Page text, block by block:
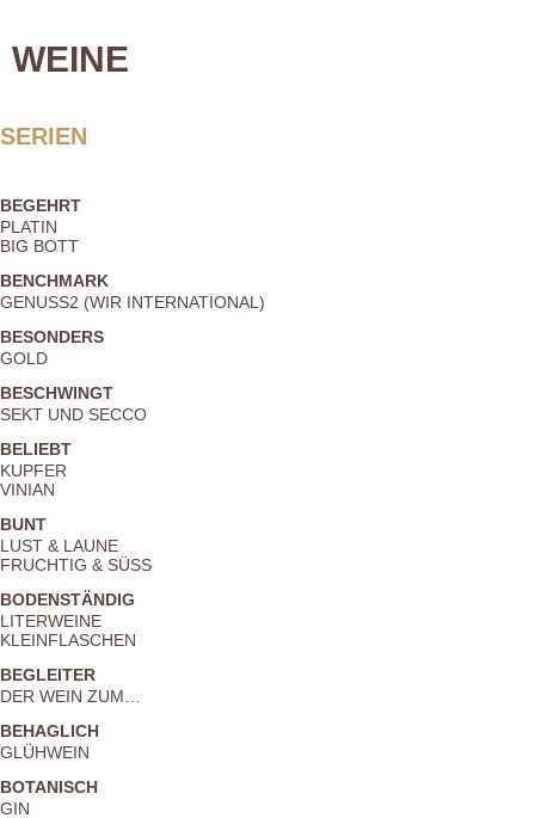
WEINE
SERIEN
BEGEHRT
PLATIN
BIG BOTT
BENCHMARK
GENUSS2 (WIR INTERNATIONAL)
BESONDERS
GOLD
BESCHWINGT
SEKT UND SECCO
BELIEBT
KUPFER
VINIAN
BUNT
LUST & LAUNE
FRUCHTIG & SÜSS
BODENSTÄNDIG
LITERWEINE
KLEINFLASCHEN
BEGLEITER
DER WEIN ZUM…
BEHAGLICH
GLÜHWEIN
BOTANISCH
GIN